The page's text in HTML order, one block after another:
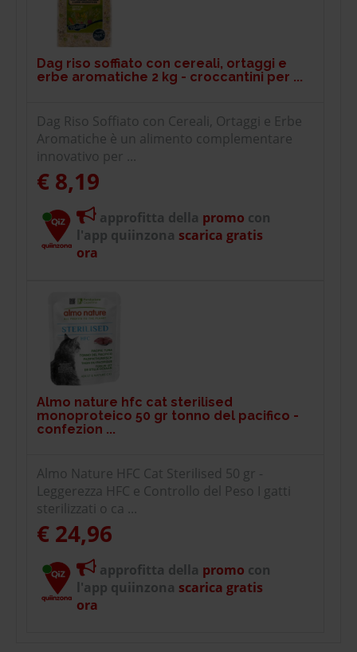
Dag riso soffiato con cereali, ortaggi e
erbe aromatiche 2 kg - croccantini per ...
Dag Riso Soffiato con Cereali, Ortaggi e Erbe
Aromatiche è un alimento complementare
innovativo per ...
€ 8,19
approfitta della promo con
l'app quiinzona scarica gratis
ora
Almo nature hfc cat sterilised
monoproteico 50 gr tonno del pacifico -
confezion ...
Almo Nature HFC Cat Sterilised 50 gr -
Leggerezza HFC e Controllo del Peso I gatti
sterilizzati o ca ...
€ 24,96
approfitta della promo con
l'app quiinzona scarica gratis
ora